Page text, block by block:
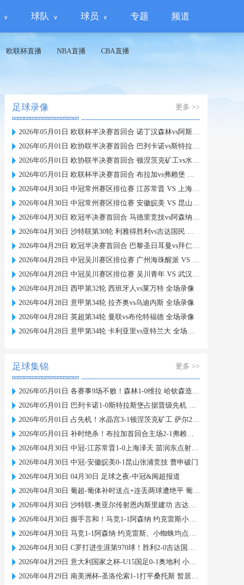
球队 球员 专题 频道
欧联杯直播 NBA直播 CBA直播
足球录像 更多 >>
2026年05月01日 欧联杯半决赛首回合 诺丁汉森林vs阿斯顿维拉 全场录像
2026年05月01日 欧协联半决赛首回合 巴列卡诺vs斯特拉斯堡 全场录像
2026年05月01日 欧协联半决赛首回合 顿涅茨克矿工vs水晶宫 全场录像
2026年05月01日 欧联杯半决赛首回合 布拉加vs弗赖堡 全场录像
2026年04月30日 中冠常州赛区排位赛 江苏常晋 VS 上海泽天 全场录像
2026年04月30日 中冠常州赛区排位赛 安徽皖美 VS 昆山张浦竞技 全场录像
2026年04月30日 欧冠半决赛首回合 马德里竞技vs阿森纳 全场录像
2026年04月30日 沙特联第30轮 利雅得胜利vs吉达国民 全场录像
2026年04月29日 欧冠半决赛首回合 巴黎圣日耳曼vs拜仁慕尼黑 全场录像
2026年04月28日 中冠吴川赛区排位赛 广州海珠醒派 VS 广州蜀地红 全场录像
2026年04月28日 中冠吴川赛区排位赛 吴川青年 VS 武汉联镇 全场录像
2026年04月28日 西甲第32轮 西班牙人vs莱万特 全场录像
2026年04月28日 意甲第34轮 拉齐奥vs乌迪内斯 全场录像
2026年04月28日 英超第34轮 曼联vs布伦特福德 全场录像
2026年04月28日 意甲第34轮 卡利亚里vs亚特兰大 全场录像
足球集锦 更多 >>
2026年05月01日 各赛事9场不败！森林1-0维拉 哈钦森造点伍德点射沃特金斯失良机
2026年05月01日 巴列卡诺1-0斯特拉斯堡占据晋级先机 阿莱芒头球制胜
2026年05月01日 占先机！水晶宫3-1顿涅茨克矿工 萨尔21秒闪击欧协联历史最快
2026年05月01日 补时绝杀！布拉加首回合主场2-1弗赖堡 多格尔斯破门蒂纳兹建功
2026年04月30日 中冠-江苏常晋1-0上海泽天 苗润东点射制胜
2026年04月30日 中冠-安徽皖美0-1昆山张浦竞技 曹申破门
2026年04月30日 04月30日 足球之夜-中冠&闽超报道
2026年04月30日 葡超-葡体补时送点+连丢两球遭绝平 葡萄牙体育2-2通德拉
2026年04月30日 沙特联-奥亚尔传射恩内斯里建功 吉达联合2-0布赖代合作
2026年04月30日 握手言和！马竞1-1阿森纳 约克雷斯小蜘蛛均点射 埃泽点球被取消
2026年04月30日 马竞1-1阿森纳 约克雷斯、小蜘蛛均点射 埃泽点球被取消
2026年04月30日 C罗打进生涯第970球！胜利2-0吉达国民联赛16连胜+多赛1场8分领跑
2026年04月29日 意大利国家之杯-U15国足0-1奥地利 小组赛1胜2负 5月1日战排位赛
2026年04月29日 南美洲杯-圣洛伦索1-1打平桑托斯 暂居小组头名&桑托斯垫底